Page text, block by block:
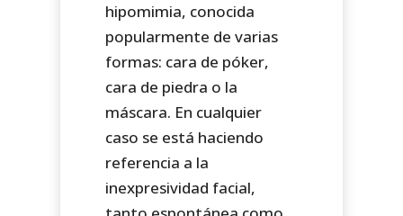
hipomimia, conocida
popularmente de varias
formas: cara de póker,
cara de piedra o la
máscara. En cualquier
caso se está haciendo
referencia a la
inexpresividad facial,